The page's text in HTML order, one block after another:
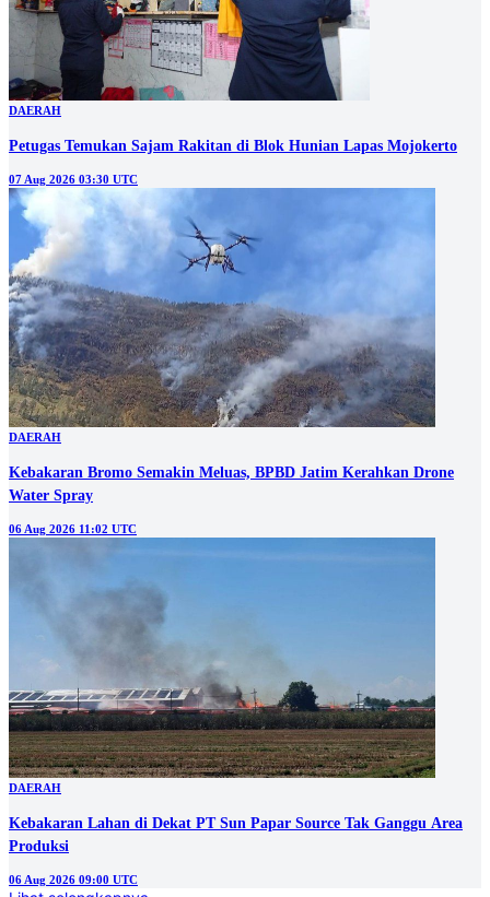
DAERAH
Petugas Temukan Sajam Rakitan di Blok Hunian Lapas Mojokerto
07 Aug 2026 03:30 UTC
DAERAH
Kebakaran Bromo Semakin Meluas, BPBD Jatim Kerahkan Drone
Water Spray
06 Aug 2026 11:02 UTC
DAERAH
Kebakaran Lahan di Dekat PT Sun Papar Source Tak Ganggu Area
Produksi
06 Aug 2026 09:00 UTC